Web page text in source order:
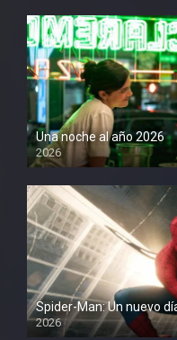
Una noche al año 2026
2026
1080P
Spider-Man: Un nuevo
2026
1080P